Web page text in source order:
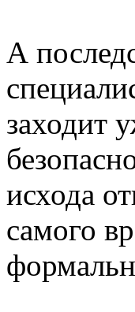
А
заходит
исхода
самого